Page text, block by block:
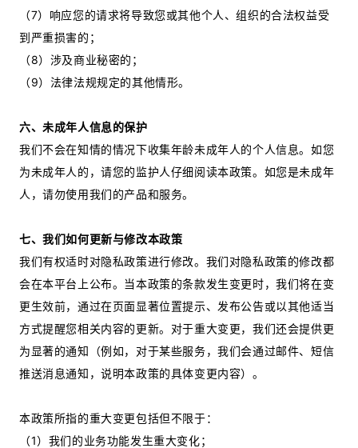
（7）响应您的请求将导致您或其他个人、组织的合法权益受
到严重损害的；
（8）涉及商业秘密的；
（9）法律法规规定的其他情形。
六、未成年人信息的保护
我们不会在知情的情况下收集年龄未成年人的个人信息。如您
为未成年人的，请您的监护人仔细阅读本政策。如您是未成年
人，请勿使用我们的产品和服务。
七、我们如何更新与修改本政策
我们有权适时对隐私政策进行修改。我们对隐私政策的修改都
会在本平台上公布。当本政策的条款发生变更时，我们将在变
更生效前，通过在页面显著位置提示、发布公告或以其他适当
方式提醒您相关内容的更新。对于重大变更，我们还会提供更
为显著的通知（例如，对于某些服务，我们会通过邮件、短信
推送消息通知，说明本政策的具体变更内容）。
本政策所指的重大变更包括但不限于：
（1）我们的业务功能发生重大变化；